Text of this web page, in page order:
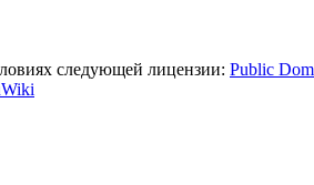
следующей лицензии: Public